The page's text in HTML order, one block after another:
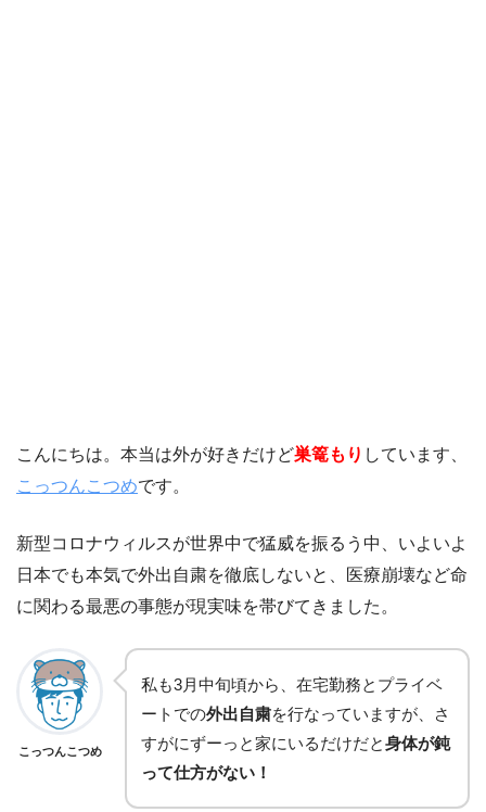
こんにちは。本当は外が好きだけど巣篭もり しています、
こっつんこつめです。
新型コロナウィルスが世界中で猛威を振るう中、いよいよ
日本でも本気で外出自粛を徹底しないと、医療崩壊など命
に関わる最悪の事態が現実味を帯びてきました。
こっつんこつめ
私も3月中旬頃から、在宅勤務とプライベ
ートでの外出自粛を行なっていますが、さ
すがにずーっと家にいるだけだと身体が鈍
って仕方がない！